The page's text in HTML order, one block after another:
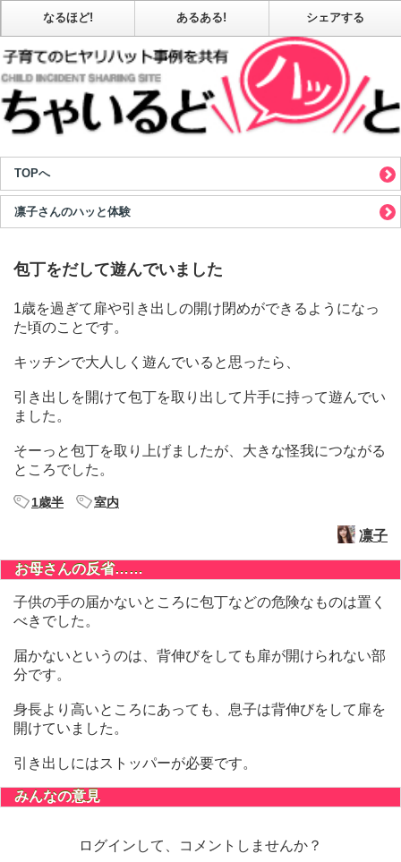
なるほど! あるある! シェアする
TOPへ
凛子さんのハッと体験
包丁をだして遊んでいました
1歳を過ぎて扉や引き出しの開け閉めができるようになっ
た頃のことです。
キッチンで大人しく遊んでいると思ったら、
引き出しを開けて包丁を取り出して片手に持って遊んでい
ました。
そーっと包丁を取り上げましたが、大きな怪我につながる
ところでした。
1歳半 室内
凛子
お母さんの反省……
子供の手の届かないところに包丁などの危険なものは置く
べきでした。
届かないというのは、背伸びをしても扉が開けられない部
分です。
身長より高いところにあっても、息子は背伸びをして扉を
開けていました。
引き出しにはストッパーが必要です。
みんなの意見
ログインして、コメントしませんか？